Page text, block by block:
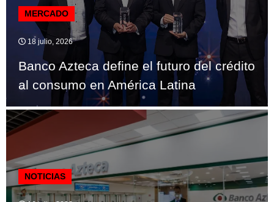
MERCADO
18 julio, 2026
Banco Azteca define el futuro del crédito
al consumo en América Latina
NOTICIAS